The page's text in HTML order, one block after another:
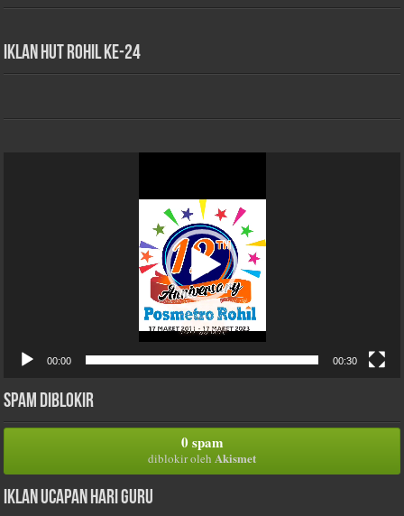
iklan HUT Rohil Ke-24
00:00 00:30
Spam Diblokir
0 spam
diblokir oleh Akismet
Iklan Ucapan Hari Guru